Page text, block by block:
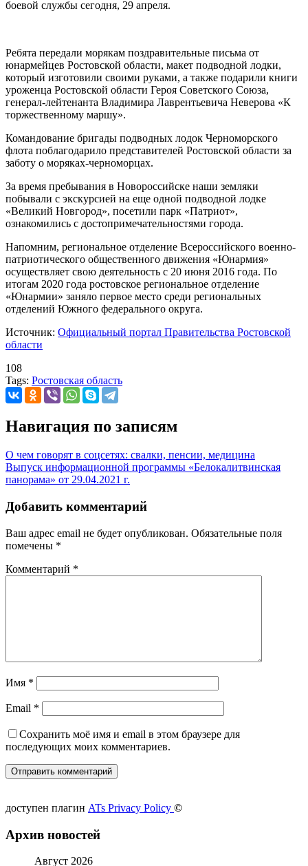
боевой службы сегодня, 29 апреля.
Ребята передали морякам поздравительные письма от
юнармейцев Ростовской области, макет подводной лодки,
который изготовили своими руками, а также подарили книги
уроженца Ростовской области Героя Советского Союза,
генерал-лейтенанта Владимира Лаврентьевича Неверова «К
торжественному маршу».
Командование бригады подводных лодок Черноморского
флота поблагодарило представителей Ростовской области за
заботу о моряках-черноморцах.
За время пребывания в Новороссийске наши земляки
побывали с экскурсией на еще одной подводной лодке
«Великий Новгород», посетили парк «Патриот»,
ознакомились с достопримечательностями города.
Напомним, региональное отделение Всероссийского военно-
патриотического общественного движения «Юнармия»
осуществляет свою деятельность с 20 июня 2016 года. По
итогам 2020 года ростовское региональное отделение
«Юнармии» заняло первое место среди региональных
отделений Южного федерального округа.
Источник: Официальный портал Правительства Ростовской
области
108
Tags: Ростовская область
Навигация по записям
О чем говорят в соцсетях: свалки, пенсии, медицина
Выпуск информационной программы «Белокалитвинская
панорама» от 29.04.2021 г.
Добавить комментарий
Ваш адрес email не будет опубликован. Обязательные поля
помечены *
Комментарий *
Имя *
Email *
Сохранить моё имя и email в этом браузере для
последующих моих комментариев.
доступен плагин ATs Privacy Policy ©
Архив новостей
Август 2026